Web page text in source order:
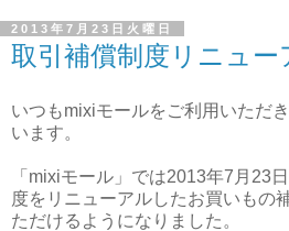
2013年7月23日火曜日
取引補償制度リニュ
いつもmixiモールをご利用いただ
います。
「mixiモール」では2013年7月23
度をリニューアルしたお買いもの
ただけるようになりました。